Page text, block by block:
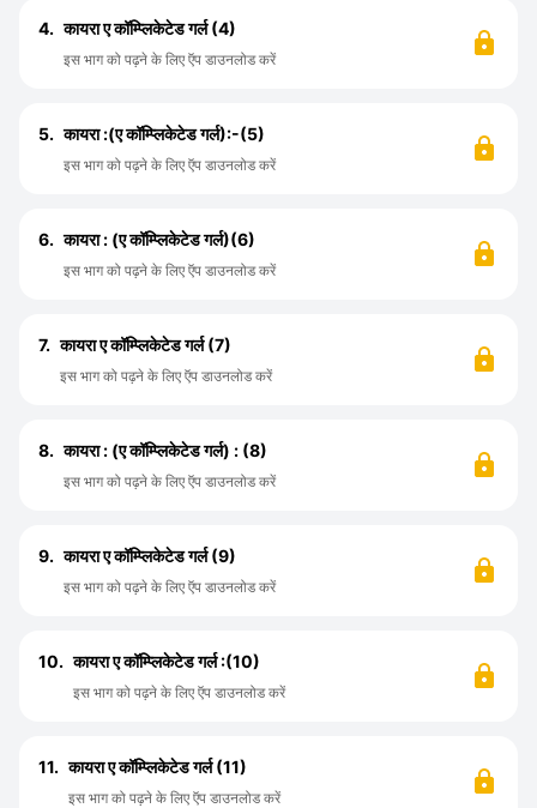
4. कायरा ए कॉम्प्लिकेटेड गर्ल (4)
इस भाग को पढ़ने के लिए ऍप डाउनलोड करें
5. कायरा :(ए कॉम्प्लिकेटेड गर्ल):-(5)
इस भाग को पढ़ने के लिए ऍप डाउनलोड करें
6. कायरा : (ए कॉम्प्लिकेटेड गर्ल)(6)
इस भाग को पढ़ने के लिए ऍप डाउनलोड करें
7. कायरा ए कॉम्प्लिकेटेड गर्ल (7)
इस भाग को पढ़ने के लिए ऍप डाउनलोड करें
8. कायरा : (ए कॉम्प्लिकेटेड गर्ल) : (8)
इस भाग को पढ़ने के लिए ऍप डाउनलोड करें
9. कायरा ए कॉम्प्लिकेटेड गर्ल (9)
इस भाग को पढ़ने के लिए ऍप डाउनलोड करें
10. कायरा ए कॉम्प्लिकेटेड गर्ल :(10)
इस भाग को पढ़ने के लिए ऍप डाउनलोड करें
11. कायरा ए कॉम्प्लिकेटेड गर्ल (11)
इस भाग को पढ़ने के लिए ऍप डाउनलोड करें